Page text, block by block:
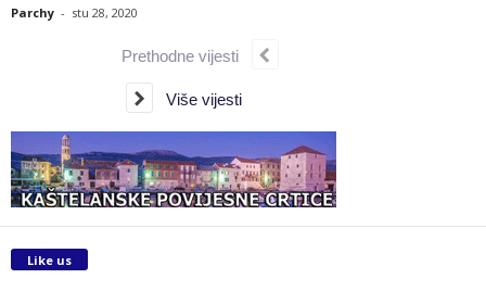
Parchy - stu 28, 2020
Prethodne vijesti
Više vijesti
Like us